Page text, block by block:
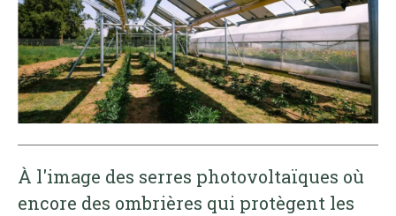
À l'image des serres photovoltaïques où
encore des ombrières qui protègent les